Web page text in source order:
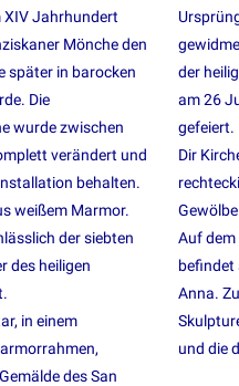
XIV Jahrhundert
Mönche den
später in barocken
Die
wurde zwischen
verändert und
behalten.
weißem Marmor.
der siebten
des heiligen
in einem
des San
der
am 26
gefeiert.
Dir
Auf dem
befindet
Anna.
und die